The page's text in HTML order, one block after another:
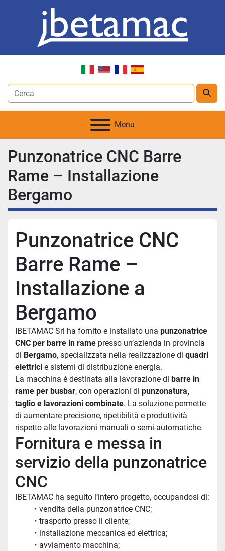
Menu
Punzonatrice CNC Barre
Rame – Installazione
Bergamo
Punzonatrice CNC
Barre Rame –
Installazione a
Bergamo
IBETAMAC Srl ha fornito e installato una punzonatrice
CNC per barre in rame presso un’azienda in provincia
di Bergamo, specializzata nella realizzazione di quadri
elettrici e sistemi di distribuzione energia.
La macchina è destinata alla lavorazione di barre in
rame per busbar, con operazioni di punzonatura,
taglio e lavorazioni combinate. La soluzione permette
di aumentare precisione, ripetibilità e produttività
rispetto alle lavorazioni manuali o semi-automatiche.
Fornitura e messa in
servizio della punzonatrice
CNC
IBETAMAC ha seguito l’intero progetto, occupandosi di:
vendita della punzonatrice CNC;
trasporto presso il cliente;
installazione meccanica ed elettrica;
avviamento macchina;